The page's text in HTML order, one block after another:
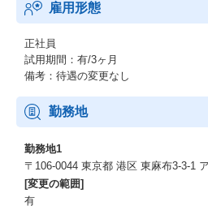
雇用形態
正社員
試用期間：有/3ヶ月
備考：待遇の変更なし
勤務地
勤務地1
〒106-0044 東京都 港区 東麻布3-3-1
[変更の範囲]
有